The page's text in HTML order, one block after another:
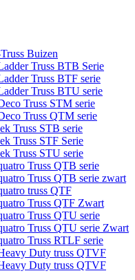
Buizen
Truss BTB Serie
Truss BTF serie
Truss BTU serie
Truss STM serie
Truss QTM serie
Truss STB serie
Truss STF Serie
Truss STU serie
Truss QTB serie
Truss QTB serie zwart
truss QTF
Truss QTF Zwart
Truss QTU serie
Truss QTU serie Zwart
Truss RTLF serie
Duty truss QTVF
Duty truss QTVF